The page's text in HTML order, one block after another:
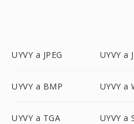
UYVY a JPEG UYVY a
UYVY a BMP UYVY a
UYVY a TGA UYVY a